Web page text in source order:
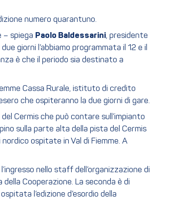
numero quarantuno.
– spiega Paolo Baldessarini, presidente
giorni l’abbiamo programmata il 12 e il
è che il periodo sia destinato a
Cassa Rurale, istituto di credito
che ospiteranno la due giorni di gare.
Cermis che può contare sull’impianto
sulla parte alta della pista del Cermis
ospitate in Val di Fiemme. A
nello staff dell’organizzazione di
Cooperazione. La seconda è di
l’edizione d’esordio della